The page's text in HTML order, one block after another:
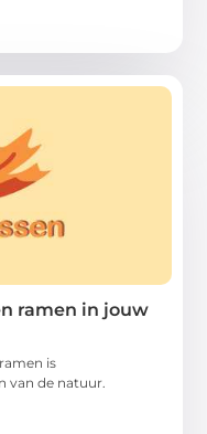
ramen in jouw
is
van de natuur.